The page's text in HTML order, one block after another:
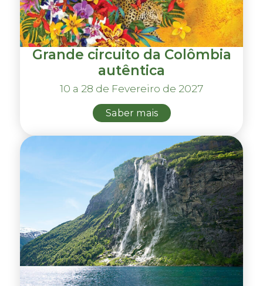
Grande circuito da Colômbia
autêntica
10 a 28 de Fevereiro de 2027
Saber mais